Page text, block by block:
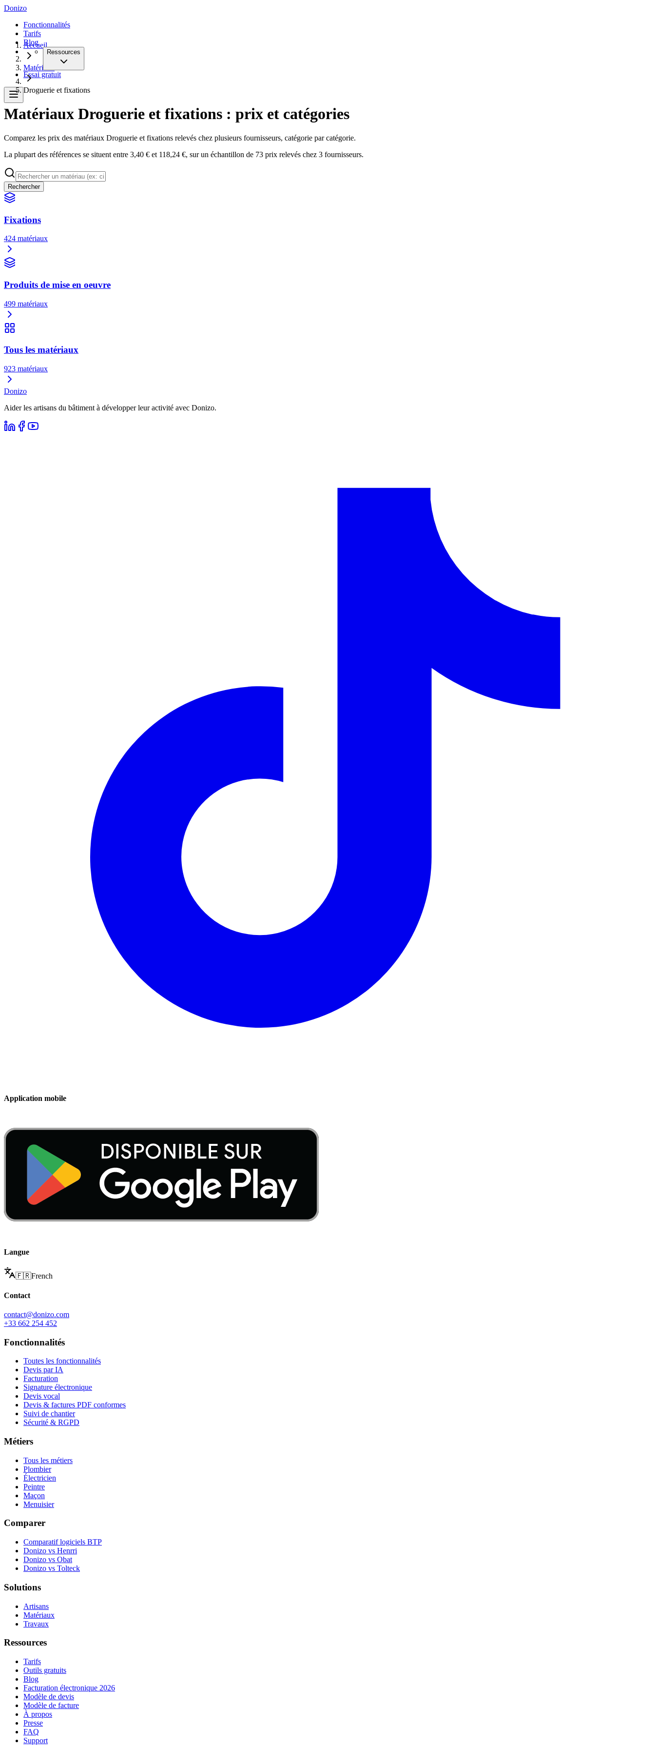
Donizo
Fonctionnalités
Tarifs
Blog
Ressources
Essai gratuit
Accueil
Matériaux
Droguerie et fixations
Matériaux Droguerie et fixations : prix et catégories
Comparez les prix des matériaux Droguerie et fixations relevés chez plusieurs fournisseurs, catégorie par catégorie.
La plupart des références se situent entre 3,40 € et 118,24 €, sur un échantillon de 73 prix relevés chez 3 fournisseurs.
Rechercher
Fixations
424 matériaux
Produits de mise en oeuvre
499 matériaux
Tous les matériaux
923 matériaux
Donizo
Aider les artisans du bâtiment à développer leur activité avec Donizo.
Application mobile
Langue
🇫🇷French
Contact
contact@donizo.com
+33 662 254 452
Fonctionnalités
Toutes les fonctionnalités
Devis par IA
Facturation
Signature électronique
Devis vocal
Devis & factures PDF conformes
Suivi de chantier
Sécurité & RGPD
Métiers
Tous les métiers
Plombier
Électricien
Peintre
Maçon
Menuisier
Comparer
Comparatif logiciels BTP
Donizo vs Henrri
Donizo vs Obat
Donizo vs Tolteck
Solutions
Artisans
Matériaux
Travaux
Ressources
Tarifs
Outils gratuits
Blog
Facturation électronique 2026
Modèle de devis
Modèle de facture
À propos
Presse
FAQ
Support